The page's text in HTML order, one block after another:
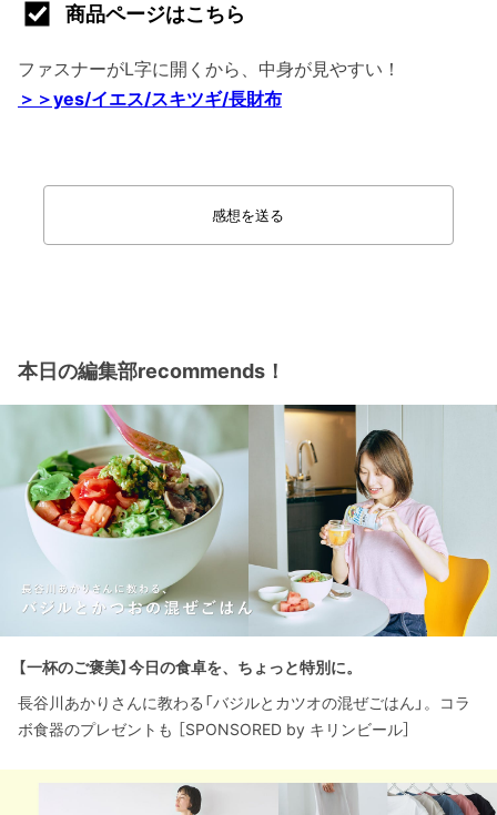
商品ページはこちら
ファスナーがL字に開くから、中身が見やすい！
＞＞yes/イエス/スキツギ/長財布
感想を送る
本日の編集部recommends！
【一杯のご褒美】今日の食卓を、ちょっと特別に。
長谷川あかりさんに教わる「バジルとカツオの混ぜごはん」。コラ
ボ食器のプレゼントも ［SPONSORED by キリンビール］